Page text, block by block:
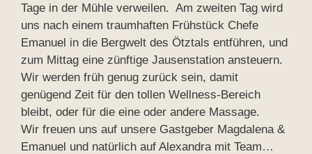
Tage in der Mühle verweilen. Am zweiten Tag wird
uns nach einem traumhaften Frühstück Chefe
Emanuel in die Bergwelt des Ötztals entführen, und
zum Mittag eine zünftige Jausenstation ansteuern.
Wir werden früh genug zurück sein, damit
genügend Zeit für den tollen Wellness-Bereich
bleibt, oder für die eine oder andere Massage.
Wir freuen uns auf unsere Gastgeber Magdalena &
Emanuel und natürlich auf Alexandra mit Team…